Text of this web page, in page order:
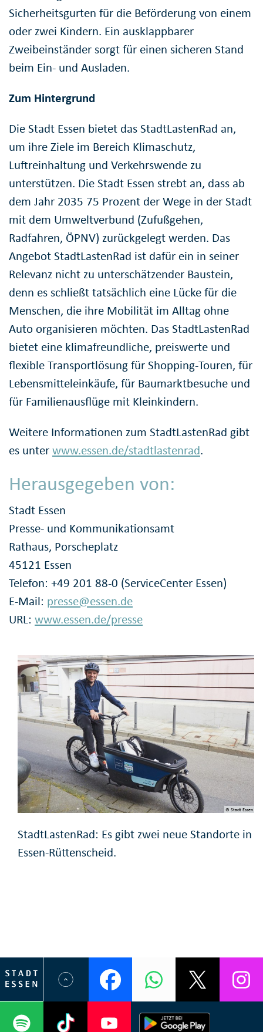
Sicherheitsgurten für die Beförderung von einem
oder zwei Kindern. Ein ausklappbarer
Zweibeinständer sorgt für einen sicheren Stand
beim Ein- und Ausladen.
Zum Hintergrund
Die Stadt Essen bietet das StadtLastenRad an,
um ihre Ziele im Bereich Klimaschutz,
Luftreinhaltung und Verkehrswende zu
unterstützen. Die Stadt Essen strebt an, dass ab
dem Jahr 2035 75 Prozent der Wege in der Stadt
mit dem Umweltverbund (Zufußgehen,
Radfahren, ÖPNV) zurückgelegt werden. Das
Angebot StadtLastenRad ist dafür ein in seiner
Relevanz nicht zu unterschätzender Baustein,
denn es schließt tatsächlich eine Lücke für die
Menschen, die ihre Mobilität im Alltag ohne
Auto organisieren möchten. Das StadtLastenRad
bietet eine klimafreundliche, preiswerte und
flexible Transportlösung für Shopping-Touren, für
Lebensmitteleinkäufe, für Baumarktbesuche und
für Familienausflüge mit Kleinkindern.
Weitere Informationen zum StadtLastenRad gibt
es unterwww.essen.de/stadtlastenrad.
Herausgegeben von:
Stadt Essen
Presse- und Kommunikationsamt
Rathaus, Porscheplatz
45121 Essen
Telefon: +49 201 88-0 (ServiceCenter Essen)
E-Mail: presse@essen.de
URL: www.essen.de/presse
© Stadt Essen
StadtLastenRad: Es gibt zwei neue Standorte in
Essen-Rüttenscheid.